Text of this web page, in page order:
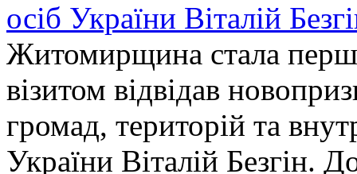
осіб України Віталій
Житомирщина стала
візитом відвідав
громад, територій та
України Віталій Безгін.